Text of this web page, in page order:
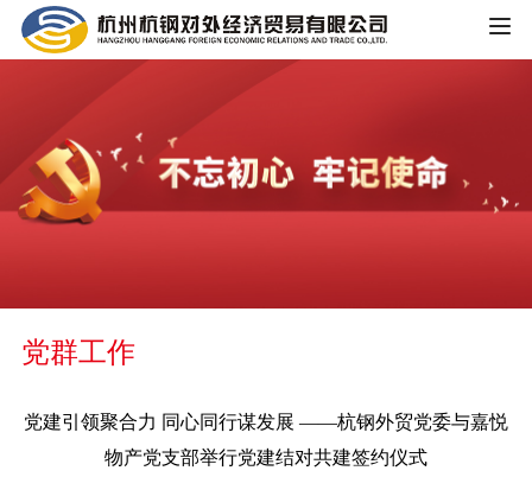
HOME
公司概况
公司简介
公司宣传
主营业务
铁矿板块
锰矿板块
黑色金属板块
新闻中心
党群工作
党建引领聚合力 同心同行谋发展 ——杭钢外贸党委与嘉悦
物产党支部举行党建结对共建签约仪式